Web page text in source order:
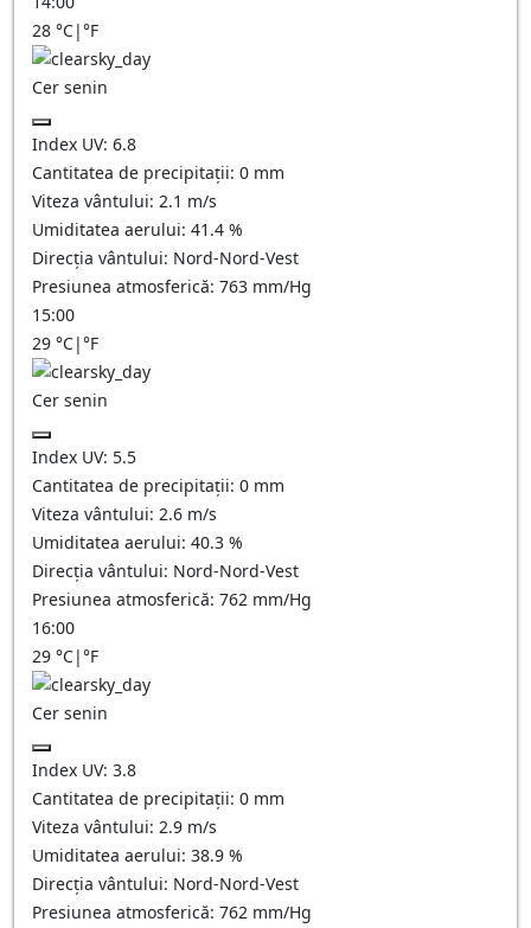
28 °C|°F
Cer senin
Index UV: 6.8
Cantitatea de precipitații: 0 mm
Viteza vântului: 2.1 m/s
Umiditatea aerului: 41.4 %
Direcția vântului: Nord-Nord-Vest
Presiunea atmosferică: 763 mm/Hg
15:00
29 °C|°F
Cer senin
Index UV: 5.5
Cantitatea de precipitații: 0 mm
Viteza vântului: 2.6 m/s
Umiditatea aerului: 40.3 %
Direcția vântului: Nord-Nord-Vest
Presiunea atmosferică: 762 mm/Hg
16:00
29 °C|°F
Cer senin
Index UV: 3.8
Cantitatea de precipitații: 0 mm
Viteza vântului: 2.9 m/s
Umiditatea aerului: 38.9 %
Direcția vântului: Nord-Nord-Vest
Presiunea atmosferică: 762 mm/Hg